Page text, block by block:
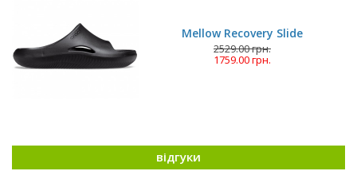
Mellow Recovery Slide
2529.00 грн.
1759.00 грн.
відгуки